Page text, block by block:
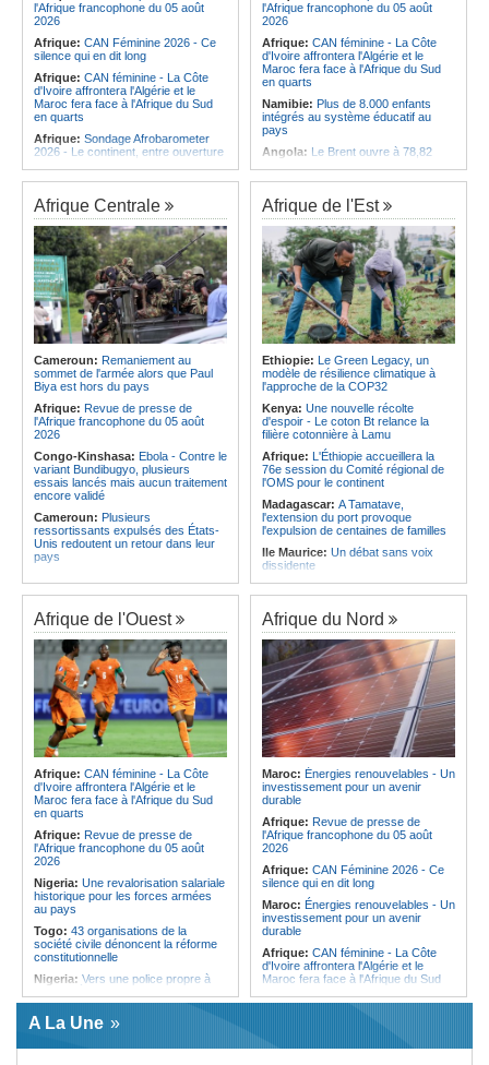
l'Afrique francophone du 05 août
2026
Afrique: CAN Féminine 2026 - Ce
silence qui en dit long
Afrique: CAN féminine - La Côte
d'Ivoire affrontera l'Algérie et le
Maroc fera face à l'Afrique du Sud
en quarts
Afrique: Sondage Afrobarometer
2026 - Le continent, entre ouverture
Afrique:L'Éthiopie accueillera la
76e session du Comité régional de
l'OMS pour le continent
Afrique:La chaîne Canal+ va
diffuser l'ensemble des coupes
d'Europe de football sur le continent
Afrique:Les soins de santé
passent aussi par les familles et les
communautés
Afrique:Distinction des leaders
africains et de la diaspora - Africa
Next Awards veut célébrer
l'excellence africaine à Paris
Afrique:Plus de 150 Angolais
bénéficient de bourses d'études de
troisième cycle au Royaume-Uni
l'Afrique francophone du 05 août
2026
Afrique: CAN féminine - La Côte
d'Ivoire affrontera l'Algérie et le
Maroc fera face à l'Afrique du Sud
en quarts
Namibie: Plus de 8.000 enfants
intégrés au système éducatif au
pays
Angola: Le Brent ouvre à 78,82
Angola:Une commission présente
son plan d'intervention en cas de
catastrophe à Huambo
Angola:L'IDF renforce l'application
de la loi pour préserver la faune
sauvage
Angola:Les chasseurs angolais
préconisent la numérisation du
registre et des licences
Angola:Des coopératives de
pêche reçoivent des bateaux à
Soyo
Afrique:Plus de 150 Angolais
bénéficient de bourses d'études de
troisième cycle au Royaume-Uni
Afrique Centrale
Cameroun: Remaniement au
sommet de l'armée alors que Paul
Biya est hors du pays
Afrique: Revue de presse de
l'Afrique francophone du 05 août
2026
Congo-Kinshasa: Ebola - Contre le
variant Bundibugyo, plusieurs
essais lancés mais aucun traitement
encore validé
Cameroun: Plusieurs
ressortissants expulsés des États-
Unis redoutent un retour dans leur
pays
Cameroun:Une campagne de
sensibilisation menée dans les
aéroports contre le trafic d'espèces
protégées
Congo-Kinshasa:« L'épidémie
d'Ebola ne montre aucun signe de
ralentissement »
Centrafrique:Reprise des
audiences criminelles après
plusieurs mois de retard
Congo-Kinshasa:Où en est le
projet d'échange de prisonniers
entre Kinshasa et l'AFC/M23?
Centrafrique:Incident au pays -
Les FACA récupèrent des armes
Afrique de l'Est
Ethiopie: Le Green Legacy, un
modèle de résilience climatique à
l'approche de la COP32
Kenya: Une nouvelle récolte
d'espoir - Le coton Bt relance la
filière cotonnière à Lamu
Afrique: L'Éthiopie accueillera la
76e session du Comité régional de
l'OMS pour le continent
Madagascar: A Tamatave,
l'extension du port provoque
l'expulsion de centaines de familles
Ile Maurice: Un débat sans voix
dissidente
Ile Maurice:Révision des frais de la
FSC - La crainte d'un coup de froid
sur la compétitivité
Ile Maurice:Fayzal Ally Beegun
dénonce des interpellations «sans
dignité»
Ile Maurice:Migration - Le pays
face au défi de la main-d'oeuvre de
demain
Ile Maurice:Plus d'émissions,
moins d'eau, toujours accro aux
fossiles - Le bilan climatique dans le
rouge
Ile Maurice:Le pays et l'Arabie
saoudite renforcent leur coopération
Afrique de l'Ouest
Afrique: CAN féminine - La Côte
d'Ivoire affrontera l'Algérie et le
Maroc fera face à l'Afrique du Sud
en quarts
Afrique: Revue de presse de
l'Afrique francophone du 05 août
2026
Nigeria: Une revalorisation salariale
historique pour les forces armées
au pays
Togo: 43 organisations de la
société civile dénoncent la réforme
constitutionnelle
Nigeria: Vers une police propre à
enlèvements
Afrique de l'Ouest:
Deux débats confondus
Afrique du Nord
Maroc: Énergies renouvelables - Un
investissement pour un avenir
durable
Afrique: Revue de presse de
l'Afrique francophone du 05 août
2026
Afrique: CAN Féminine 2026 - Ce
silence qui en dit long
Maroc: Énergies renouvelables - Un
investissement pour un avenir
durable
Afrique: CAN féminine - La Côte
d'Ivoire affrontera l'Algérie et le
Maroc fera face à l'Afrique du Sud
A La Une